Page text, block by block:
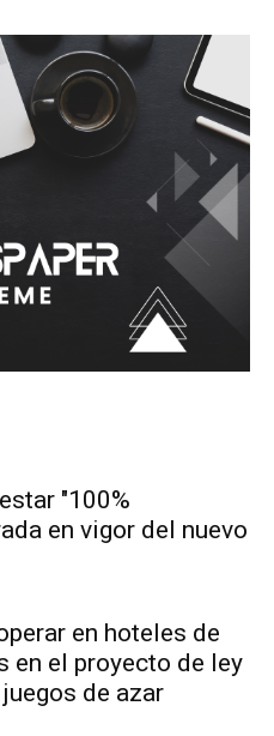
"100%
en vigor del nuevo
en hoteles de
en el proyecto de ley
de azar